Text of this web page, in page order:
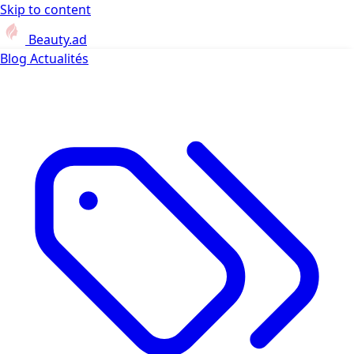
Skip to content
Beauty.ad
Blog Actualités